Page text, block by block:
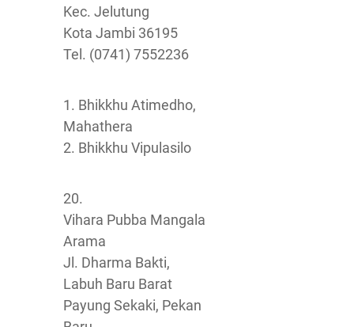
Kec. Jelutung
Kota Jambi 36195
Tel. (0741) 7552236
1. Bhikkhu Atimedho,
Mahathera
2. Bhikkhu Vipulasilo
20.
Vihara Pubba Mangala
Arama
Jl. Dharma Bakti,
Labuh Baru Barat
Payung Sekaki, Pekan